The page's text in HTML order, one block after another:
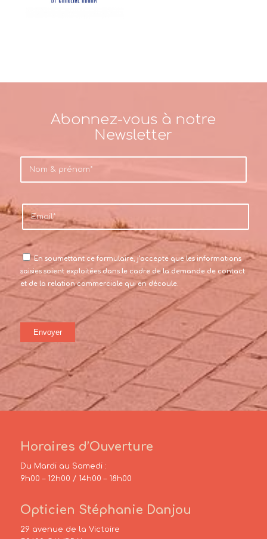
Abonnez-vous à notre
Newsletter
En soumettant ce formulaire, j’accepte que les informations
saisies soient exploitées dans le cadre de la demande de contact
et de la relation commerciale qui en découle.
Horaires d’Ouverture
Du Mardi au Samedi :
9h00 – 12h00 / 14h00 – 18h00
Opticien Stéphanie Danjou
29 avenue de la Victoire